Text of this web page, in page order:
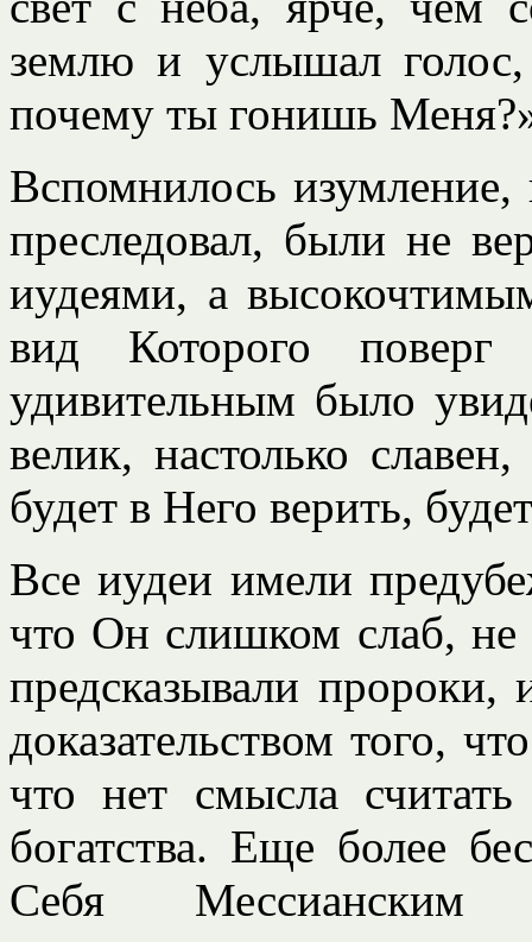
землю и услышал
почему ты гонишь
Вспомнилось изумление,
преследовал, были не
иудеями, а
вид Которого
удивительным было
велик, настолько
будет в Него верить,
Все иудеи имели
что Он слишком слаб, не
предсказывали
доказательством того,
что нет смысла
богатства. Еще более
Себя